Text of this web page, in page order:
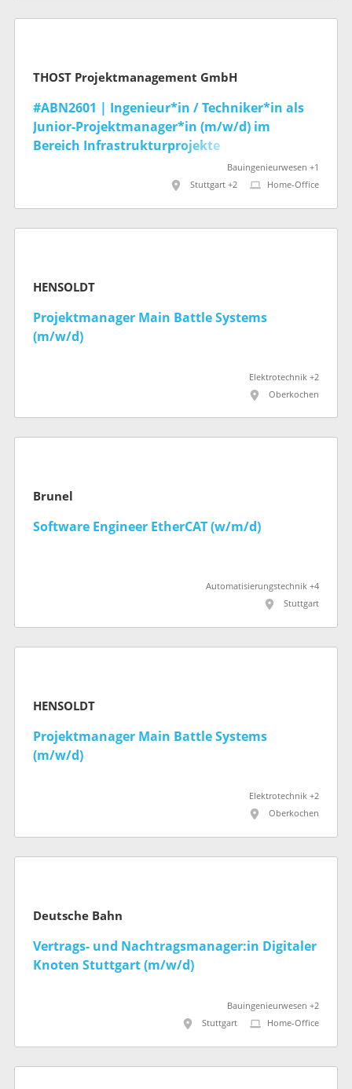
THOST Projektmanagement GmbH
#ABN2601 | Ingenieur*in / Techniker*in als
Junior-Projektmanager*in (m/w/d) im
Bereich Infrastrukturprojekte
Bauingenieurwesen +1
Stuttgart +2
Home-Office
HENSOLDT
Projektmanager Main Battle Systems
(m/w/d)
Elektrotechnik +2
Oberkochen
Brunel
Software Engineer EtherCAT (w/m/d)
Automatisierungstechnik +4
Stuttgart
HENSOLDT
Projektmanager Main Battle Systems
(m/w/d)
Elektrotechnik +2
Oberkochen
Deutsche Bahn
Vertrags- und Nachtragsmanager:in Digitaler
Knoten Stuttgart (m/w/d)
Bauingenieurwesen +2
Stuttgart
Home-Office